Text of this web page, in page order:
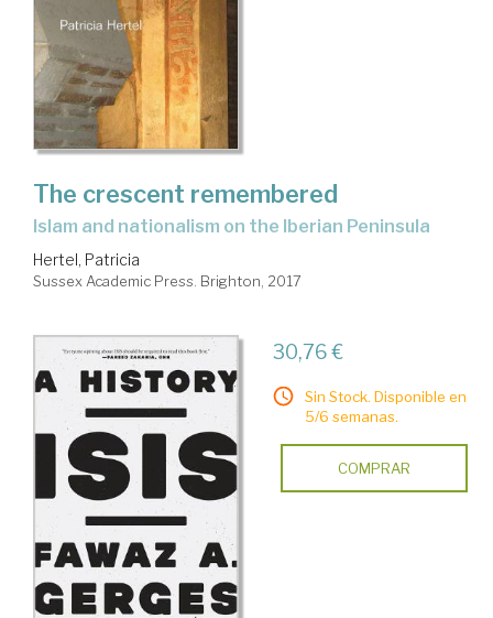
The crescent remembered
Islam and nationalism on the Iberian Peninsula
Hertel, Patricia
Sussex Academic Press. Brighton, 2017
30,76 €
Sin Stock. Disponible en
5/6 semanas.
COMPRAR